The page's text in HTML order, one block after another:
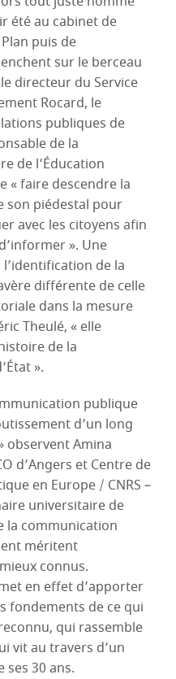
été au cabinet de
puis de
sur le berceau
directeur du Service
Rocard, le
publiques de
de la
de l’Éducation
« faire descendre la
son piédestal pour
avec les citoyens afin
». Une
de la
différente de celle
dans la mesure
Theulé, « elle
de la
».
publique
d’un long
observent Amina
d’Angers et Centre de
en Europe / CNRS –
universitaire de
la communication
méritent
connus.
en effet d’apporter
fondements de ce qui
qui rassemble
vit au travers d’un
ses 30 ans.